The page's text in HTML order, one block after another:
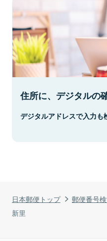
日本郵便トップ 郵便番号
新里
住所に、デジタルの
デジタルアドレスで入力も